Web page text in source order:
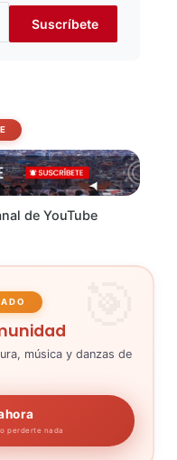
de YouTube
música y danzas de
perderte nada